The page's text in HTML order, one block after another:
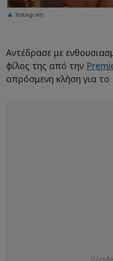
Instagram
Αντέδρασε με
φίλος της από την
απρόσμενη κλήση για